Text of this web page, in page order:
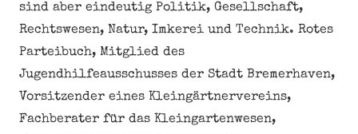
sind aber eindeutig Politik, Gesellschaft,
Rechtswesen, Natur, Imkerei und Technik. Rotes
Parteibuch, Mitglied des
Jugendhilfeausschusses der Stadt Bremerhaven,
Vorsitzender eines Kleingärtnervereins,
Fachberater für das Kleingartenwesen,